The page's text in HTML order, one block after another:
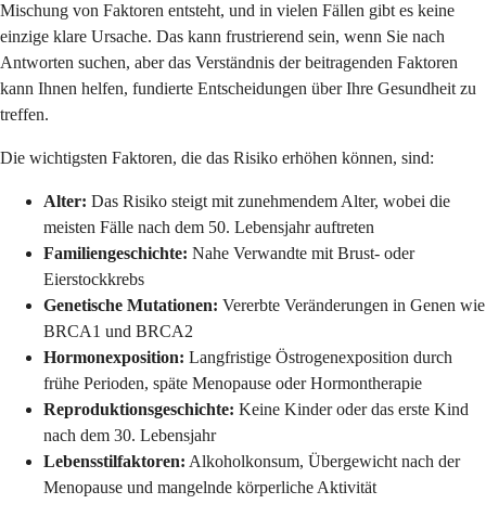
Mischung von Faktoren entsteht, und in vielen Fällen gibt es keine
einzige klare Ursache. Das kann frustrierend sein, wenn Sie nach
Antworten suchen, aber das Verständnis der beitragenden Faktoren
kann Ihnen helfen, fundierte Entscheidungen über Ihre Gesundheit zu
treffen.
Die wichtigsten Faktoren, die das Risiko erhöhen können, sind:
Alter: Das Risiko steigt mit zunehmendem Alter, wobei die
meisten Fälle nach dem 50. Lebensjahr auftreten
Familiengeschichte: Nahe Verwandte mit Brust- oder
Eierstockkrebs
Genetische Mutationen: Vererbte Veränderungen in Genen wie
BRCA1 und BRCA2
Hormonexposition: Langfristige Östrogenexposition durch
frühe Perioden, späte Menopause oder Hormontherapie
Reproduktionsgeschichte: Keine Kinder oder das erste Kind
nach dem 30. Lebensjahr
Lebensstilfaktoren: Alkoholkonsum, Übergewicht nach der
Menopause und mangelnde körperliche Aktivität